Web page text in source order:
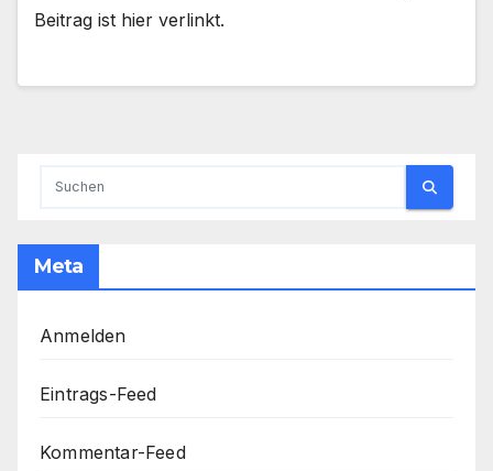
Beitrag ist hier verlinkt.
Meta
Anmelden
Eintrags-Feed
Kommentar-Feed